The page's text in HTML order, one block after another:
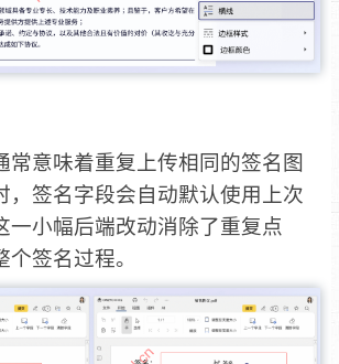
常意味着重复上传相同的签名图
，签名字段会自动默认使用上次
一小幅后端改动消除了重复点
签名过程。